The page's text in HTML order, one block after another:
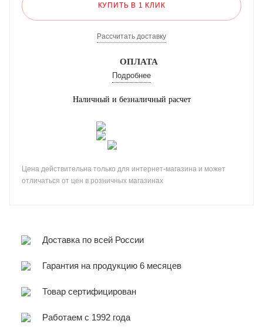
КУПИТЬ В 1 КЛИК
Рассчитать доставку
ОПЛАТА
Подробнее
Наличный и безналичный расчет
Цена действительна только для интернет-магазина и может
отличаться от цен в розничных магазинах
Доставка по всей России
Гарантия на продукцию 6 месяцев
Товар сертифицирован
Работаем с 1992 года